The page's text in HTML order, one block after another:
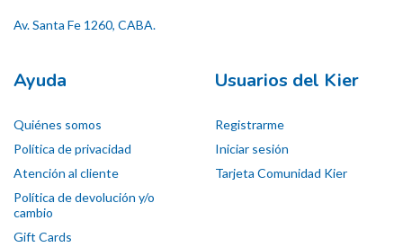
Av. Santa Fe 1260, CABA.
Ayuda
Quiénes somos
Política de privacidad
Atención al cliente
Política de devolución y/o
cambio
Gift Cards
Usuarios del Kier
Registrarme
Iniciar sesión
Tarjeta Comunidad Kier